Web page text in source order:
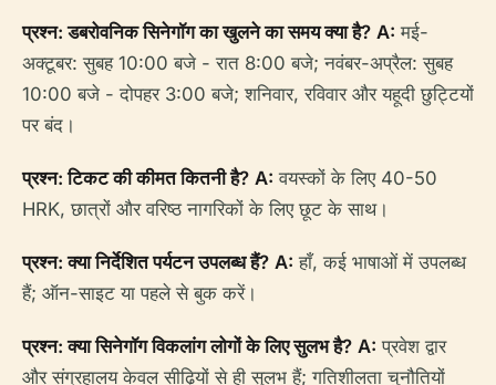
प्रश्न: डबरोवनिक सिनेगॉग का खुलने का समय क्या है? A: मई-
अक्टूबर: सुबह 10:00 बजे - रात 8:00 बजे; नवंबर-अप्रैल: सुबह
10:00 बजे - दोपहर 3:00 बजे; शनिवार, रविवार और यहूदी छुट्टियों
पर बंद।
प्रश्न: टिकट की कीमत कितनी है? A: वयस्कों के लिए 40-50
HRK, छात्रों और वरिष्ठ नागरिकों के लिए छूट के साथ।
प्रश्न: क्या निर्देशित पर्यटन उपलब्ध हैं? A: हाँ, कई भाषाओं में उपलब्ध
हैं; ऑन-साइट या पहले से बुक करें।
प्रश्न: क्या सिनेगॉग विकलांग लोगों के लिए सुलभ है? A: प्रवेश द्वार
और संग्रहालय केवल सीढ़ियों से ही सुलभ हैं; गतिशीलता चुनौतियों